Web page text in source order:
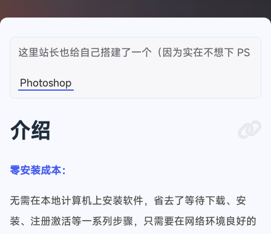
这里站长也给自己搭建了一个（因为实在不想下 PS
Photoshop
介绍
零安装成本：
无需在本地计算机上安装软件，省去了等待下载、安
装、注册激活等一系列步骤，只需要在网络环境良好的